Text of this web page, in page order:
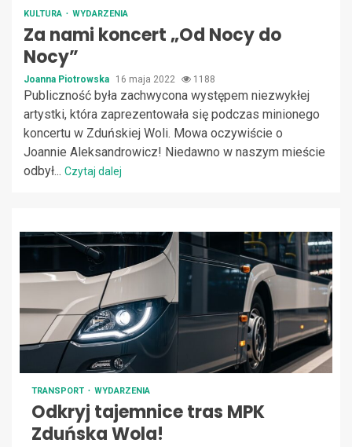
KULTURA WYDARZENIA
Za nami koncert „Od Nocy do
Nocy”
Joanna Piotrowska 16 maja 2022 1188
Publiczność była zachwycona występem niezwykłej
artystki, która zaprezentowała się podczas minionego
koncertu w Zduńskiej Woli. Mowa oczywiście o
Joannie Aleksandrowicz! Niedawno w naszym mieście
odbył... Czytaj dalej
TRANSPORT WYDARZENIA
Odkryj tajemnice tras MPK
Zduńska Wola!